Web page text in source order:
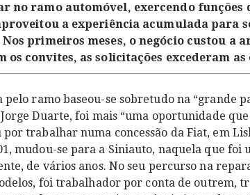
no ramo automóvel, exercendo funções
a experiência acumulada para
primeiros meses, o negócio custou a
os convites, as solicitações excederam
pelo ramo baseou-se sobretudo na “grande
Jorge Duarte, foi mais “uma oportunidade
por trabalhar numa concessão da Fiat, em
mudou-se para a Siniauto, naquela que foi
de vários anos. No seu percurso na
foi trabalhador por conta de outrem,